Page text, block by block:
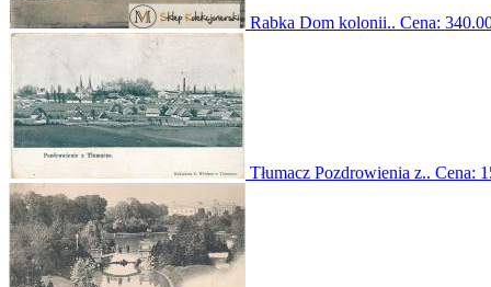
Rabka Dom kolonii.. Cena:
Tłumacz Pozdrowienia z.. Cena: